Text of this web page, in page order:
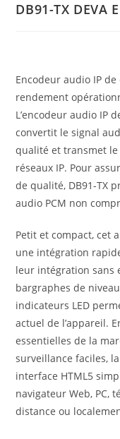
DB91-TX DEVA
Encodeur audio IP
rendement
L’encodeur audio IP
convertit le signal
qualité et transmet
réseaux IP. Pour
de qualité, DB91-TX
audio PCM non
Petit et compact, cet
une intégration
leur intégration sans
bargraphes de
indicateurs LED
actuel de l’appareil.
essentielles de la
surveillance faciles,
interface HTML5
navigateur Web, PC,
distance ou